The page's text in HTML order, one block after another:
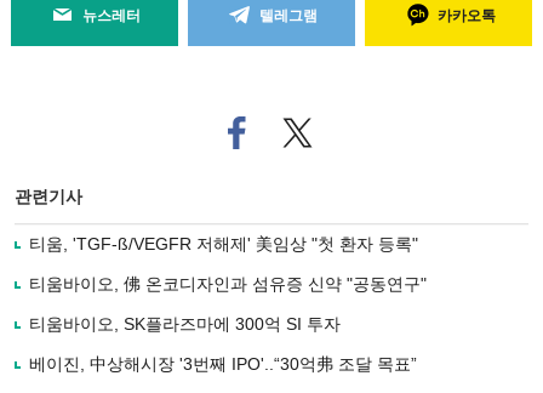
뉴스레터 텔레그램 카카오톡
페
이
로
기
사
유
기
트위
터로
관련기사
티움, 'TGF-ß/VEGFR 저해제' 美임상 "첫 환자 등록"
티움바이오, 佛 온코디자인과 섬유증 신약 "공동연구"
티움바이오, SK플라즈마에 300억 SI 투자
베이진, 中상해시장 '3번째 IPO'..“30억弗 조달 목표”